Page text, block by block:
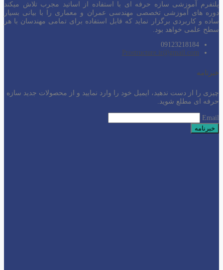
پلتفرم آموزشی سازه حرفه ای با استفاده از اساتید مجرب تلاش میکند
دوره های آموزشی تخصصی مهندسی عمران و معماری را با بیانی بسیار
ساده و کاربردی برگزار نماید که قابل استفاده برای تمامی مهندسان با هر
سطح علمی خواهد بود.
09123218184
Prostructure.ir@gmail.com
خبرنامه
چیزی را از دست ندهید، ایمیل خود را وارد نمایید و از محصولات جدید سازه
حرفه ای مطلع شوید.
Email